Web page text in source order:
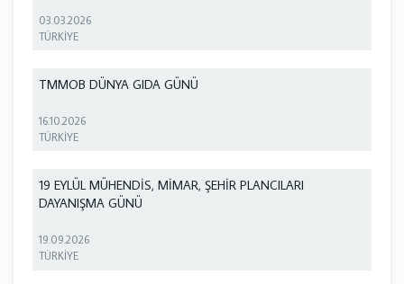
03.03.2026
TÜRKİYE
TMMOB DÜNYA GIDA GÜNÜ
16.10.2026
TÜRKİYE
19 EYLÜL MÜHENDİS, MİMAR, ŞEHİR PLANCILARI
DAYANIŞMA GÜNÜ
19.09.2026
TÜRKİYE